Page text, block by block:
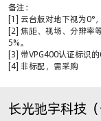
备注：
[1] 云台版对地下视为0°
[2] 焦距、视场、分辨率
5%。
[3] 带VPG400认证标识
[4] 非标配，需采购
长光驰宇科技